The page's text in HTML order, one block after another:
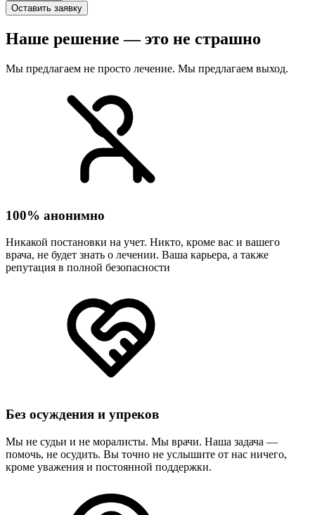
Оставить заявку
Наше решение — это не страшно
Мы предлагаем не просто лечение. Мы предлагаем выход.
100% анонимно
Никакой постановки на учет. Никто, кроме вас и вашего
врача, не будет знать о лечении. Ваша карьера, а также
репутация в полной безопасности
Без осуждения и упреков
Мы не судьи и не моралисты. Мы врачи. Наша задача —
помочь, не осудить. Вы точно не услышите от нас ничего,
кроме уважения и постоянной поддержки.